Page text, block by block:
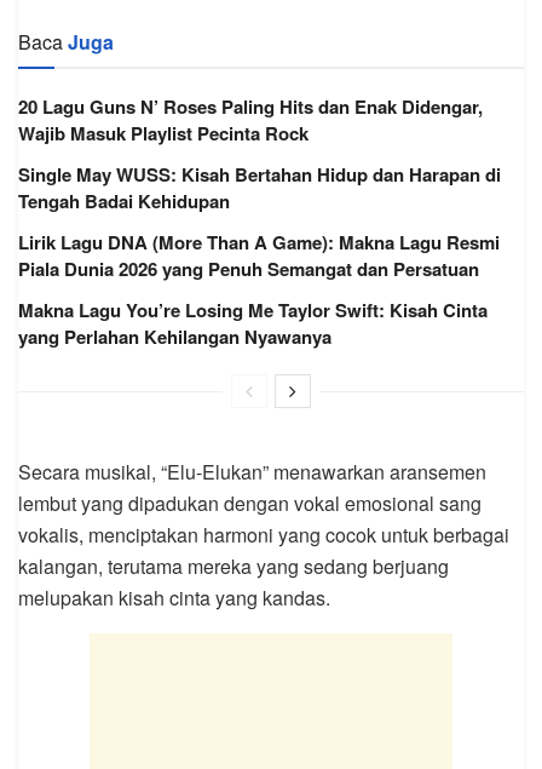
BacaJuga
20 Lagu Guns N’ Roses Paling Hits dan Enak Didengar,
Wajib Masuk Playlist Pecinta Rock
Single May WUSS: Kisah Bertahan Hidup dan Harapan di
Tengah Badai Kehidupan
Lirik Lagu DNA (More Than A Game): Makna Lagu Resmi
Piala Dunia 2026 yang Penuh Semangat dan Persatuan
Makna Lagu You’re Losing Me Taylor Swift: Kisah Cinta
yang Perlahan Kehilangan Nyawanya
Secara musikal, “Elu-Elukan” menawarkan aransemen
lembut yang dipadukan dengan vokal emosional sang
vokalis, menciptakan harmoni yang cocok untuk berbagai
kalangan, terutama mereka yang sedang berjuang
melupakan kisah cinta yang kandas.